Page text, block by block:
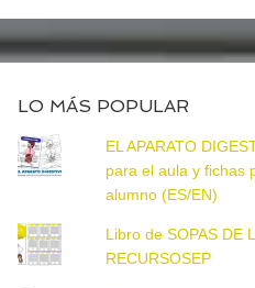
LO MÁS POPULAR
EL APARATO
para el aula y fichas
alumno (ES/EN)
Libro de SOPAS DE
RECURSOSEP